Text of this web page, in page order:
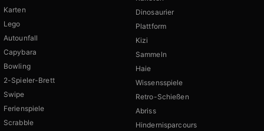
Karten
Lego
Autounfall
Capybara
Bowling
2-Spieler-Brett
Swipe
Ferienspiele
Scrabble
Dinosaurier
Plattform
Kizi
Sammeln
Haie
Wissensspiele
Retro-Schießen
Abriss
Hindernisparcours